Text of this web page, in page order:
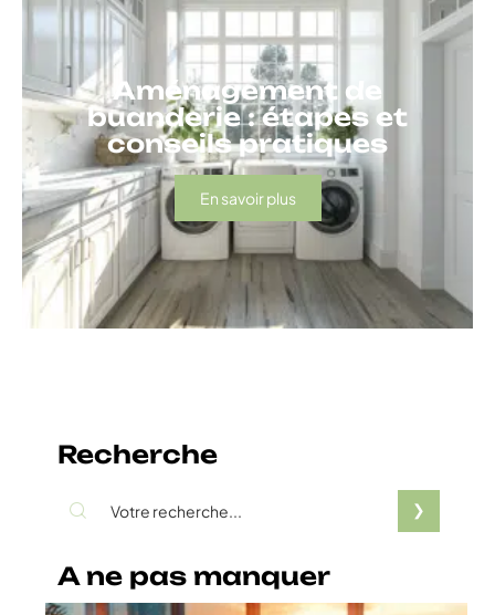
Aménagement de
buanderie : étapes et
conseils pratiques
En savoir plus
Recherche
A ne pas manquer